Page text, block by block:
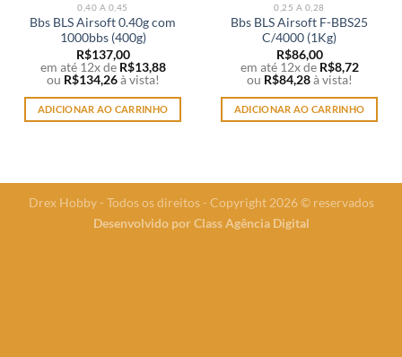
0,40 A 0,45
Bbs BLS Airsoft 0.40g com
1000bbs (400g)
R$137,00
em até 12x de R$13,88
ou R$134,26 à vista!
ADICIONAR AO CARRINHO
0,25 A 0,28
Bbs BLS Airsoft F-BBS25
C/4000 (1Kg)
R$86,00
em até 12x de R$8,72
ou R$84,28 à vista!
ADICIONAR AO CARRINHO
Drex Hobby - Todos os direitos - Copyright 2026 © reservados
Desenvolvido porClass Agência Digital